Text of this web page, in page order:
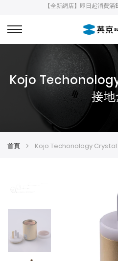
【全新網店】即日起消費
Kojo
接
首頁 Kojo Techonology Crystal